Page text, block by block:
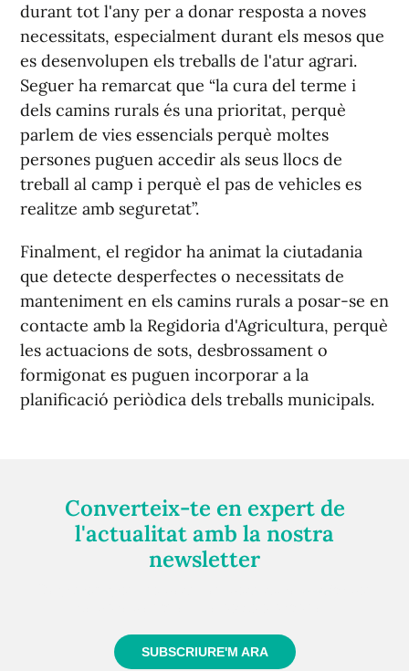
durant tot l'any per a donar resposta a noves
necessitats, especialment durant els mesos que
es desenvolupen els treballs de l'atur agrari.
Seguer ha remarcat que “la cura del terme i
dels camins rurals és una prioritat, perquè
parlem de vies essencials perquè moltes
persones puguen accedir als seus llocs de
treball al camp i perquè el pas de vehicles es
realitze amb seguretat”.
Finalment, el regidor ha animat la ciutadania
que detecte desperfectes o necessitats de
manteniment en els camins rurals a posar-se en
contacte amb la Regidoria d'Agricultura, perquè
les actuacions de sots, desbrossament o
formigonat es puguen incorporar a la
planificació periòdica dels treballs municipals.
Converteix-te en expert de
l'actualitat amb la nostra
newsletter
SUBSCRIURE'M ARA